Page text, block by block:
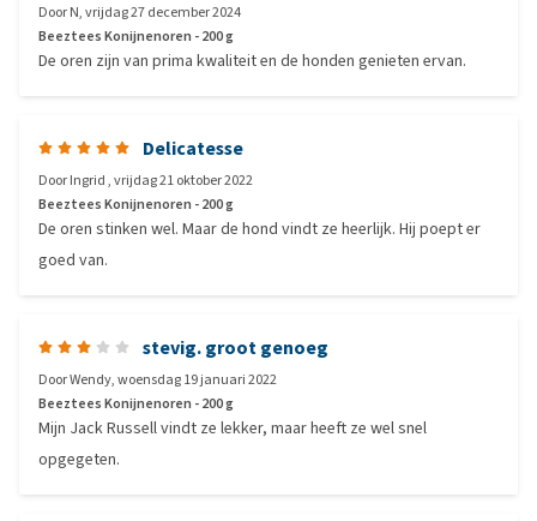
DoorN,vrijdag 27 december 2024
Beeztees Konijnenoren - 200 g
De oren zijn van prima kwaliteit en de honden genieten ervan.
Delicatesse
DoorIngrid,vrijdag 21 oktober 2022
Beeztees Konijnenoren - 200 g
De oren stinken wel. Maar de hond vindt ze heerlijk. Hij poept er
goed van.
stevig. groot genoeg
DoorWendy,woensdag 19 januari 2022
Beeztees Konijnenoren - 200 g
Mijn Jack Russell vindt ze lekker, maar heeft ze wel snel
opgegeten.